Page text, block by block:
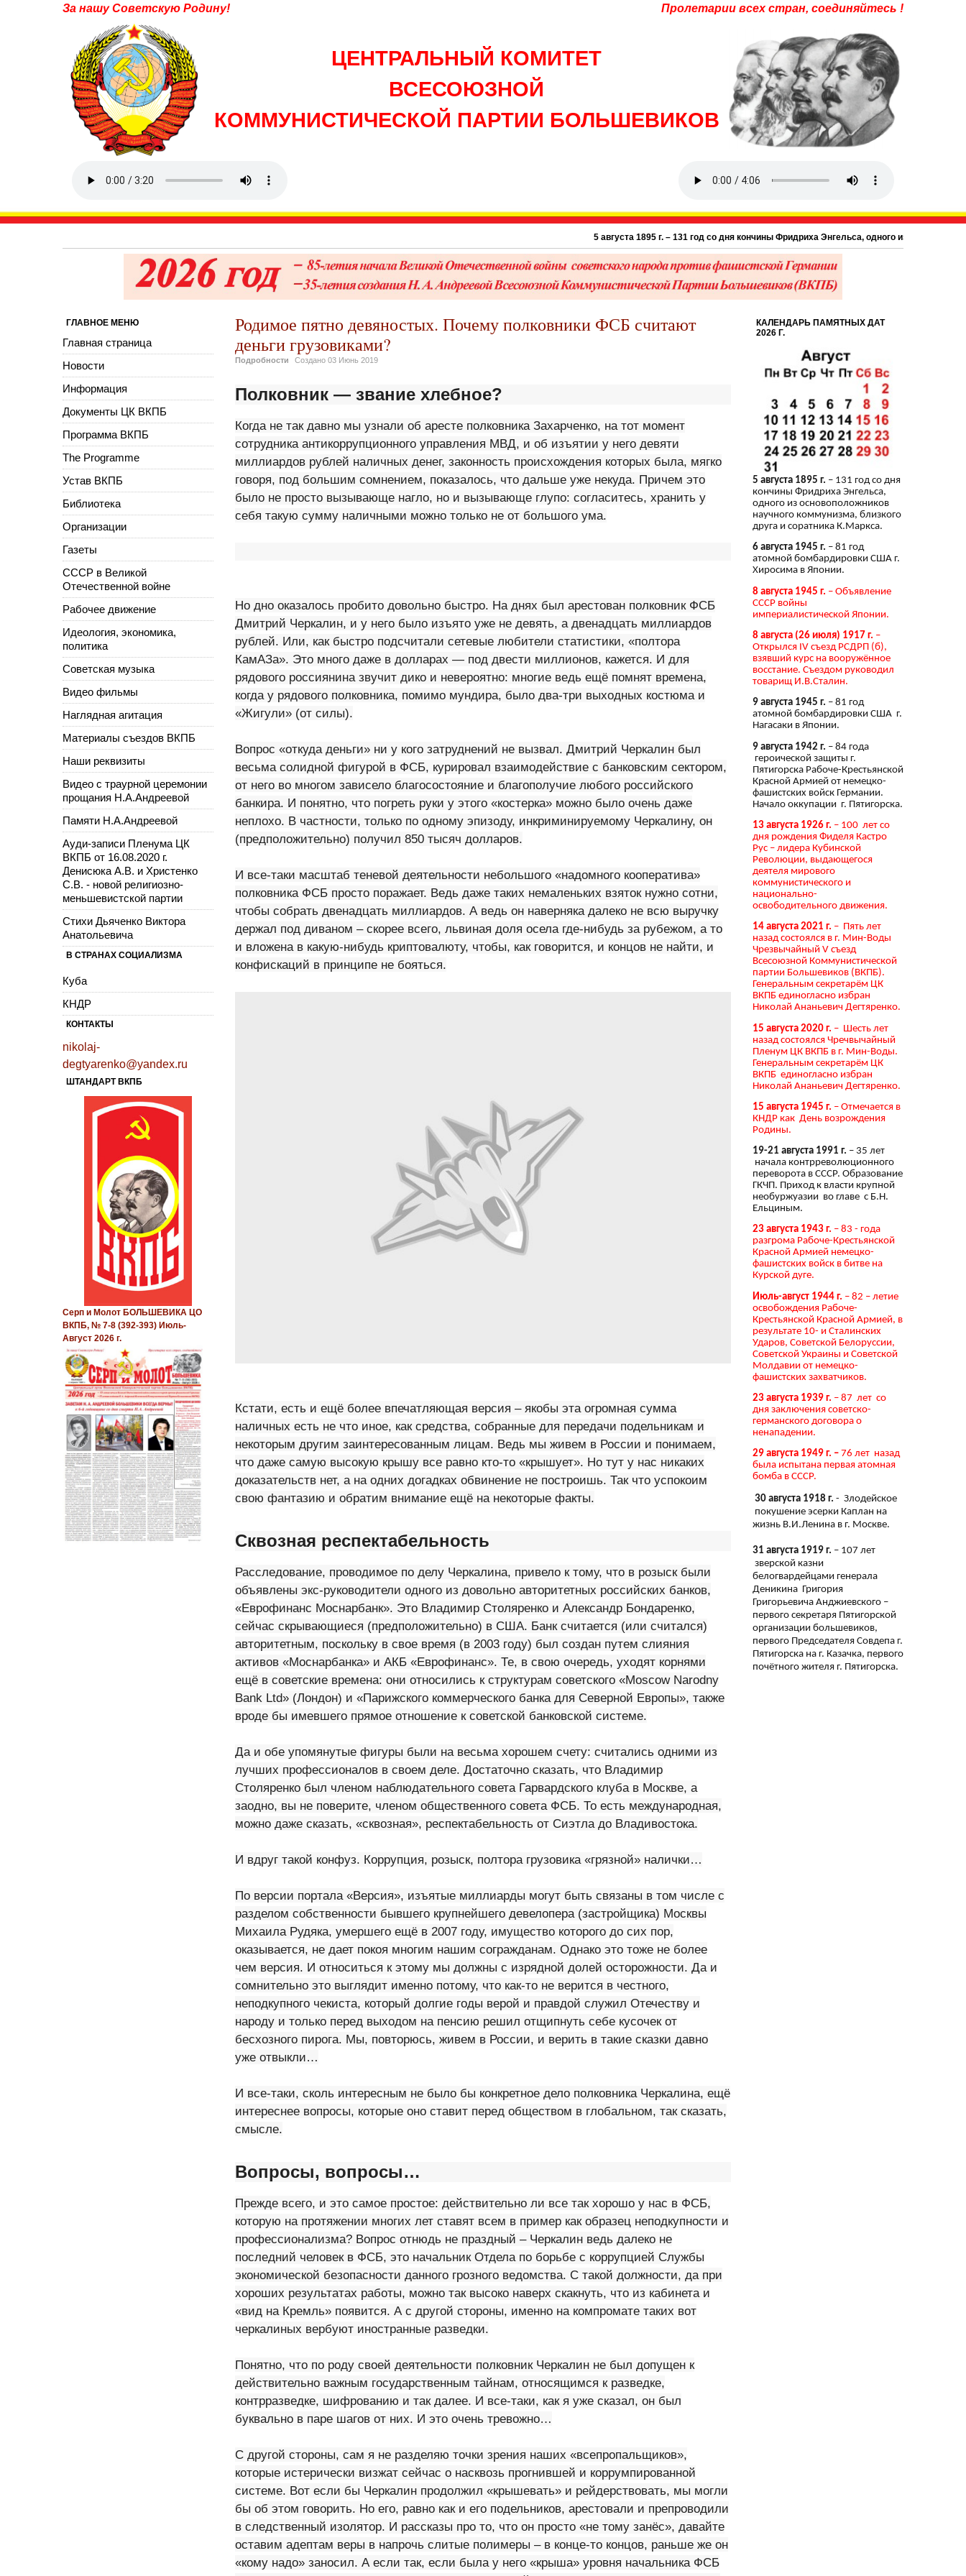
За нашу Советскую Родину! Пролетарии всех стран, соединяйтесь !
ЦЕНТРАЛЬНЫЙ КОМИТЕТ
ВСЕСОЮЗНОЙ
КОММУНИСТИЧЕСКОЙ ПАРТИИ БОЛЬШЕВИКОВ
5 августа 1895 г. – 131 год со дня кончины Фридриха Энгельса, одного из основоположников
Родимое пятно девяностых. Почему полковники ФСБ считают
деньги грузовиками?
Подробности Создано 03 Июнь 2019
Полковник — звание хлебное?
Когда не так давно мы узнали об аресте полковника Захарченко, на тот момент
сотрудника антикоррупционного управления МВД, и об изъятии у него девяти
миллиардов рублей наличных денег, законность происхождения которых была, мягко
говоря, под большим сомнением, показалось, что дальше уже некуда. Причем это
было не просто вызывающе нагло, но и вызывающе глупо: согласитесь, хранить у
себя такую сумму наличными можно только не от большого ума.
Но дно оказалось пробито довольно быстро. На днях был арестован полковник ФСБ
Дмитрий Черкалин, и у него было изъято уже не девять, а двенадцать миллиардов
рублей. Или, как быстро подсчитали сетевые любители статистики, «полтора
КамАЗа». Это много даже в долларах — под двести миллионов, кажется. И для
рядового россиянина звучит дико и невероятно: многие ведь ещё помнят времена,
когда у рядового полковника, помимо мундира, было два-три выходных костюма и
«Жигули» (от силы).
Вопрос «откуда деньги» ни у кого затруднений не вызвал. Дмитрий Черкалин был
весьма солидной фигурой в ФСБ, курировал взаимодействие с банковским сектором,
от него во многом зависело благосостояние и благополучие любого российского
банкира. И понятно, что погреть руки у этого «костерка» можно было очень даже
неплохо. В частности, только по одному эпизоду, инкриминируемому Черкалину, он
(предположительно) получил 850 тысяч долларов.
И все-таки масштаб теневой деятельности небольшого «надомного кооператива»
полковника ФСБ просто поражает. Ведь даже таких немаленьких взяток нужно сотни,
чтобы собрать двенадцать миллиардов. А ведь он наверняка далеко не всю выручку
держал под диваном – скорее всего, львиная доля осела где-нибудь за рубежом, а то
и вложена в какую-нибудь криптовалюту, чтобы, как говорится, и концов не найти, и
конфискаций в принципе не бояться.
Кстати, есть и ещё более впечатляющая версия – якобы эта огромная сумма
наличных есть не что иное, как средства, собранные для передачи подельникам и
некоторым другим заинтересованным лицам. Ведь мы живем в России и понимаем,
что даже самую высокую крышу все равно кто-то «крышует». Но тут у нас никаких
доказательств нет, а на одних догадках обвинение не построишь. Так что успокоим
свою фантазию и обратим внимание ещё на некоторые факты.
Сквозная респектабельность
Расследование, проводимое по делу Черкалина, привело к тому, что в розыск были
объявлены экс-руководители одного из довольно авторитетных российских банков,
«Еврофинанс Моснарбанк». Это Владимир Столяренко и Александр Бондаренко,
сейчас скрывающиеся (предположительно) в США. Банк считается (или считался)
авторитетным, поскольку в свое время (в 2003 году) был создан путем слияния
активов «Моснарбанка» и АКБ «Еврофинанс». Те, в свою очередь, уходят корнями
ещё в советские времена: они относились к структурам советского «Moscow Narodny
Bank Ltd» (Лондон) и «Парижского коммерческого банка для Северной Европы», также
вроде бы имевшего прямое отношение к советской банковской системе.
Да и обе упомянутые фигуры были на весьма хорошем счету: считались одними из
лучших профессионалов в своем деле. Достаточно сказать, что Владимир
Столяренко был членом наблюдательного совета Гарвардского клуба в Москве, а
заодно, вы не поверите, членом общественного совета ФСБ. То есть международная,
можно даже сказать, «сквозная», респектабельность от Сиэтла до Владивостока.
И вдруг такой конфуз. Коррупция, розыск, полтора грузовика «грязной» налички…
По версии портала «Версия», изъятые миллиарды могут быть связаны в том числе с
разделом собственности бывшего крупнейшего девелопера (застройщика) Москвы
Михаила Рудяка, умершего ещё в 2007 году, имущество которого до сих пор,
оказывается, не дает покоя многим нашим согражданам. Однако это тоже не более
чем версия. И относиться к этому мы должны с изрядной долей осторожности. Да и
сомнительно это выглядит именно потому, что как-то не верится в честного,
неподкупного чекиста, который долгие годы верой и правдой служил Отечеству и
народу и только перед выходом на пенсию решил отщипнуть себе кусочек от
бесхозного пирога. Мы, повторюсь, живем в России, и верить в такие сказки давно
уже отвыкли…
И все-таки, сколь интересным не было бы конкретное дело полковника Черкалина, ещё
интереснее вопросы, которые оно ставит перед обществом в глобальном, так сказать,
смысле.
Вопросы, вопросы…
Прежде всего, и это самое простое: действительно ли все так хорошо у нас в ФСБ,
которую на протяжении многих лет ставят всем в пример как образец неподкупности и
профессионализма? Вопрос отнюдь не праздный – Черкалин ведь далеко не
последний человек в ФСБ, это начальник Отдела по борьбе с коррупцией Службы
экономической безопасности данного грозного ведомства. С такой должности, да при
хороших результатах работы, можно так высоко наверх скакнуть, что из кабинета и
«вид на Кремль» появится. А с другой стороны, именно на компромате таких вот
черкалиных вербуют иностранные разведки.
Понятно, что по роду своей деятельности полковник Черкалин не был допущен к
действительно важным государственным тайнам, относящимся к разведке,
контрразведке, шифрованию и так далее. И все-таки, как я уже сказал, он был
буквально в паре шагов от них. И это очень тревожно…
С другой стороны, сам я не разделяю точки зрения наших «всепропальщиков»,
которые истерически визжат сейчас о насквозь прогнившей и коррумпированной
системе. Вот если бы Черкалин продолжил «крышевать» и рейдерствовать, мы могли
бы об этом говорить. Но его, равно как и его подельников, арестовали и препроводили
в следственный изолятор. И рассказы про то, что он просто «не тому занёс», давайте
оставим адептам веры в напрочь слитые полимеры – в конце-то концов, раньше же он
«кому надо» заносил. А если так, если была у него «крыша» уровня начальника ФСБ
ГЛАВНОЕ МЕНЮ
Главная страница
Новости
Информация
Документы ЦК ВКПБ
Программа ВКПБ
The Programme
Устав ВКПБ
Библиотека
Организации
Газеты
СССР в Великой
Отечественной войне
Рабочее движение
Идеология, экономика,
политика
Советская музыка
Видео фильмы
Наглядная агитация
Материалы съездов ВКПБ
Наши реквизиты
Видео с траурной церемонии
прощания Н.А.Андреевой
Памяти Н.А.Андреевой
Ауди-записи Пленума ЦК
ВКПБ от 16.08.2020 г.
Денисюка А.В. и Христенко
С.В. - новой религиозно-
меньшевистской партии
Стихи Дьяченко Виктора
Анатольевича
В СТРАНАХ СОЦИАЛИЗМА
Куба
КНДР
КОНТАКТЫ
nikolaj-
degtyarenko@yandex.ru
ШТАНДАРТ ВКПБ
Серп и Молот БОЛЬШЕВИКА ЦО
ВКПБ, № 7-8 (392-393) Июль-
Август 2026 г.
КАЛЕНДАРЬ ПАМЯТНЫХ ДАТ
2026 Г.
5 августа 1895 г. – 131 год со дня
кончины Фридриха Энгельса,
одного из основоположников
научного коммунизма, близкого
друга и соратника К.Маркса.
6 августа 1945 г. – 81 год
атомной бомбардировки США г.
Хиросима в Японии.
8 августа 1945 г. – Объявление
СССР войны
империалистической Японии.
8 августа (26 июля) 1917 г. –
Открылся IV съезд РСДРП (б),
взявший курс на вооружённое
восстание. Съездом руководил
товарищ И.В.Сталин.
9 августа 1945 г. – 81 год
атомной бомбардировки США г.
Нагасаки в Японии.
9 августа 1942 г. – 84 года
героической защиты г.
Пятигорска Рабоче-Крестьянской
Красной Армией от немецко-
фашистских войск Германии.
Начало оккупации г. Пятигорска.
13 августа 1926 г. – 100 лет со
дня рождения Фиделя Кастро
Рус – лидера Кубинской
Революции, выдающегося
деятеля мирового
коммунистического и
национально-
освободительного движения.
14 августа 2021 г. – Пять лет
назад состоялся в г. Мин-Воды
Чрезвычайный V съезд
Всесоюзной Коммунистической
партии Большевиков (ВКПБ).
Генеральным секретарём ЦК
ВКПБ единогласно избран
Николай Ананьевич Дегтяренко.
15 августа 2020 г. – Шесть лет
назад состоялся Чречвычайный
Пленум ЦК ВКПБ в г. Мин-Воды.
Генеральным секретарём ЦК
ВКПБ единогласно избран
Николай Ананьевич Дегтяренко.
15 августа 1945 г. – Отмечается в
КНДР как День возрождения
Родины.
19-21 августа 1991 г. – 35 лет
начала контрреволюционного
переворота в СССР. Образование
ГКЧП. Приход к власти крупной
необуржуазии во главе с Б.Н.
Ельциным.
23 августа 1943 г. – 83 - года
разгрома Рабоче-Крестьянской
Красной Армией немецко-
фашистских войск в битве на
Курской дуге.
Июль-август 1944 г. – 82 – летие
освобождения Рабоче-
Крестьянской Красной Армией, в
результате 10- и Сталинских
Ударов, Советской Белоруссии,
Советской Украины и Советской
Молдавии от немецко-
фашистских захватчиков.
23 августа 1939 г. – 87 лет со
дня заключения советско-
германского договора о
ненападении.
29 августа 1949 г. – 76 лет назад
была испытана первая атомная
бомба в СССР.
30 августа 1918 г. - Злодейское
покушение эсерки Каплан на
жизнь В.И.Ленина в г. Москве.
31 августа 1919 г. – 107 лет
зверской казни
белогвардейцами генерала
Деникина Григория
Григорьевича Анджиевского –
первого секретаря Пятигорской
организации большевиков,
первого Председателя Совдепа г.
Пятигорска на г. Казачка, первого
почётного жителя г. Пятигорска.